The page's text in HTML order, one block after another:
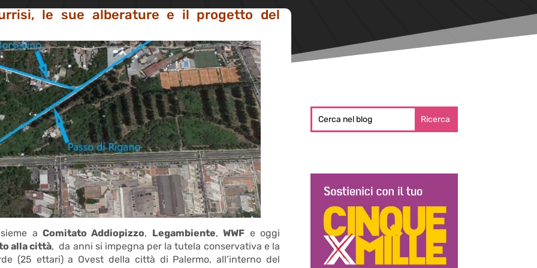
le sue alberature e il progetto del
aComitato Addiopizzo, Legambiente,WWF e oggi
alla città, da anni si impegna per la tutela conservativa e la
(25 ettari) a Ovest della città di Palermo, all’interno del